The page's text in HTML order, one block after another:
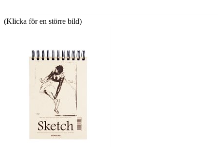
(Klicka för en större bild)